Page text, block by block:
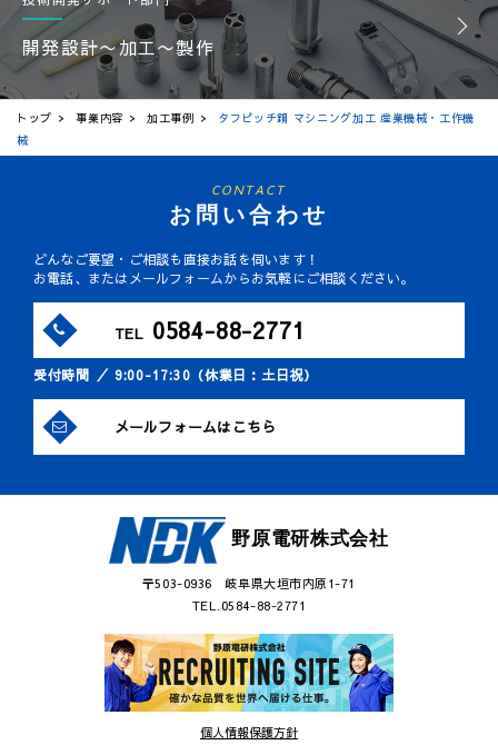
開発設計〜加工〜製作
トップ 事業内容 加工事例
タフピッチ銅 マシニング加工 産業機械・工作機
械
CONTACT
お問い合わせ
どんなご要望・ご相談も直接お話を伺います！
お電話、またはメールフォームからお気軽にご相談ください。
TEL 0584-88-2771
受付時間 ／ 9:00-17:30（休業日：土日祝）
メールフォームはこちら
野原電研株式会社
〒503-0936 岐阜県大垣市内原1-71
TEL.0584-88-2771
個人情報保護方針